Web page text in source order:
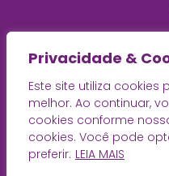
Privacidade &
Este site utiliza
melhor. Ao continuar,
cookies conforme
cookies. Você pode
preferir. LEIA MAIS